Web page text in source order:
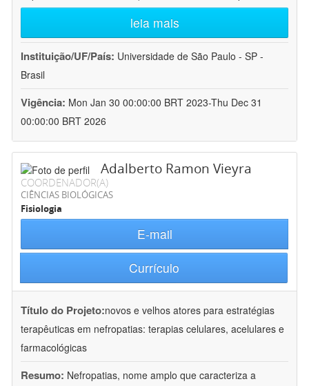
leia mais
Instituição/UF/País: Universidade de São Paulo - SP -
Brasil
Vigência: Mon Jan 30 00:00:00 BRT 2023-Thu Dec 31
00:00:00 BRT 2026
Adalberto Ramon Vieyra
COORDENADOR(A)
CIÊNCIAS BIOLÓGICAS
Fisiologia
E-mail
Currículo
Título do Projeto:novos e velhos atores para estratégias
terapêuticas em nefropatias: terapias celulares, acelulares e
farmacológicas
Resumo: Nefropatias, nome amplo que caracteriza a